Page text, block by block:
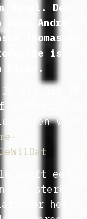
Vinyl. De
André
Thomas en
is
Dirne.
Wil Dat Ik
via:
heeft een
een sterk
over het